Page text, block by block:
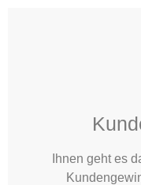
Ihnen geht es